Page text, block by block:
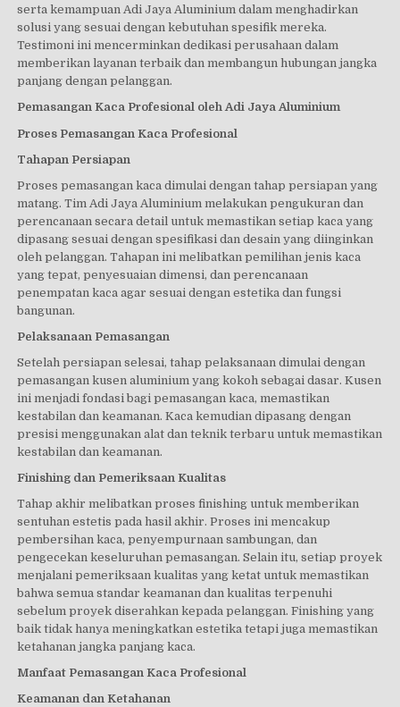
serta kemampuan Adi Jaya Aluminium dalam menghadirkan
solusi yang sesuai dengan kebutuhan spesifik mereka.
Testimoni ini mencerminkan dedikasi perusahaan dalam
memberikan layanan terbaik dan membangun hubungan jangka
panjang dengan pelanggan.
Pemasangan Kaca Profesional oleh Adi Jaya Aluminium
Proses Pemasangan Kaca Profesional
Tahapan Persiapan
Proses pemasangan kaca dimulai dengan tahap persiapan yang
matang. Tim Adi Jaya Aluminium melakukan pengukuran dan
perencanaan secara detail untuk memastikan setiap kaca yang
dipasang sesuai dengan spesifikasi dan desain yang diinginkan
oleh pelanggan. Tahapan ini melibatkan pemilihan jenis kaca
yang tepat, penyesuaian dimensi, dan perencanaan
penempatan kaca agar sesuai dengan estetika dan fungsi
bangunan.
Pelaksanaan Pemasangan
Setelah persiapan selesai, tahap pelaksanaan dimulai dengan
pemasangan kusen aluminium yang kokoh sebagai dasar. Kusen
ini menjadi fondasi bagi pemasangan kaca, memastikan
kestabilan dan keamanan. Kaca kemudian dipasang dengan
presisi menggunakan alat dan teknik terbaru untuk memastikan
kestabilan dan keamanan.
Finishing dan Pemeriksaan Kualitas
Tahap akhir melibatkan proses finishing untuk memberikan
sentuhan estetis pada hasil akhir. Proses ini mencakup
pembersihan kaca, penyempurnaan sambungan, dan
pengecekan keseluruhan pemasangan. Selain itu, setiap proyek
menjalani pemeriksaan kualitas yang ketat untuk memastikan
bahwa semua standar keamanan dan kualitas terpenuhi
sebelum proyek diserahkan kepada pelanggan. Finishing yang
baik tidak hanya meningkatkan estetika tetapi juga memastikan
ketahanan jangka panjang kaca.
Manfaat Pemasangan Kaca Profesional
Keamanan dan Ketahanan